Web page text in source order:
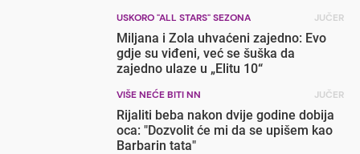
USKORO "ALL STARS" SEZONA JUČER
Miljana i Zola uhvaćeni zajedno: Evo
gdje su viđeni, već se šuška da
zajedno ulaze u „Elitu 10“
VIŠE NEĆE BITI NN JUČER
Rijaliti beba nakon dvije godine dobija
oca: "Dozvolit će mi da se upišem kao
Barbarin tata"